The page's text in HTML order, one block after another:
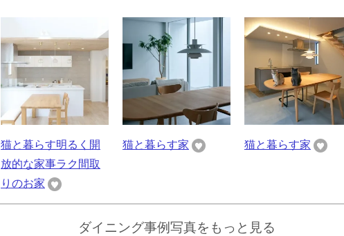
猫と暮らす明るく開
放的な家事ラク間取
りのお家
猫と暮らす家 猫と暮らす家
ダイニング事例写真をもっと見る